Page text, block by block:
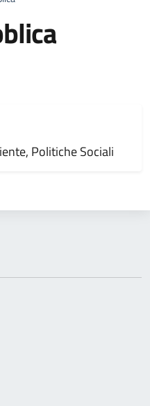
Politiche Sociali